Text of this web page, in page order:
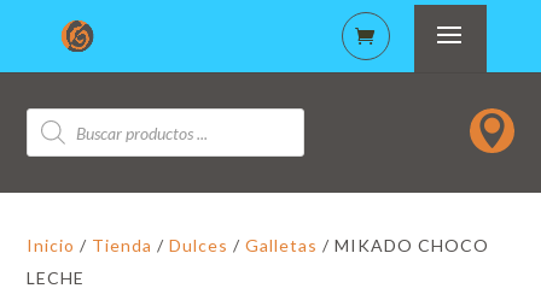
Búsqueda
de
productos

Inicio / Tienda /Dulces /Galletas / MIKADO CHOCO
LECHE